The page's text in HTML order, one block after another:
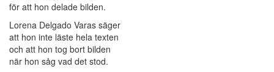
för att hon delade bilden.
Lorena Delgado Varas säger
att hon inte läste hela texten
och att hon tog bort bilden
när hon såg vad det stod.